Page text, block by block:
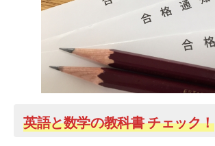
英語と数学の教科書 チェック！